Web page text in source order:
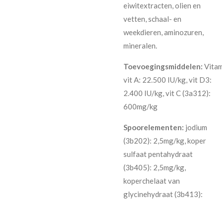
eiwitextracten, olien en
vetten, schaal- en
weekdieren, aminozuren,
mineralen.
Toevoegingsmiddelen:
vit A: 22.500 IU/kg, vit D3:
2.400 IU/kg, vit C (3a312):
600mg/kg
Spoorelementen: jodium
(3b202): 2,5mg/kg, koper
sulfaat pentahydraat
(3b405): 2,5mg/kg,
koperchelaat van
glycinehydraat (3b413):